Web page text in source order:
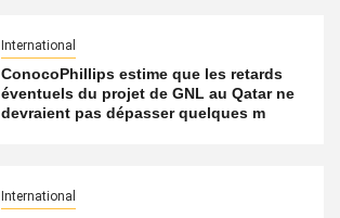
International
ConocoPhillips estime que les retards
éventuels du projet de GNL au Qatar ne
devraient pas dépasser quelques m
International